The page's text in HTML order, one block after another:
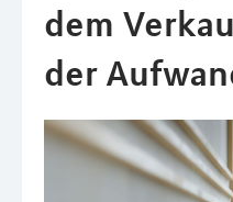
dem
der